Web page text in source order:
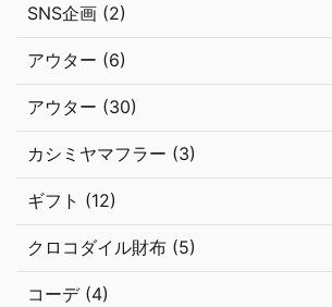
SNS企画 (2)
アウター (6)
アウター (30)
カシミヤマフラー (3)
ギフト (12)
クロコダイル財布 (5)
コーデ (4)